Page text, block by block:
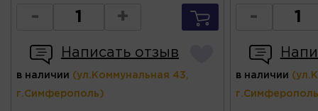
- +
Написать отзыв
в наличии (ул.Коммунальная 43,
г.Симферополь)
-
в наличии